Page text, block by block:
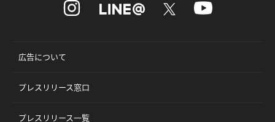
広告について
プレスリリース窓口
プレスリリース一覧